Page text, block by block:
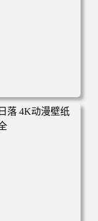
物城 秋叶 秋天森
载 壁纸大全